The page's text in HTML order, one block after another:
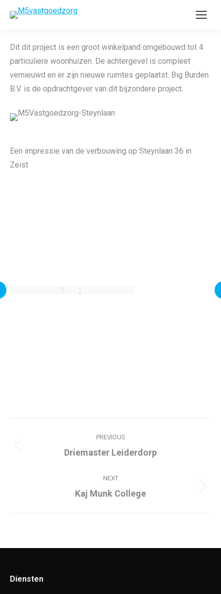
Dit dit project is een groot winkelpand omgebouwd tot 4
particuliere woonhuizen. De achtergevel is compleet
vernieuwd en er zijn nieuwe ruimtes geplaatst. Big Burden
B.V. is de opdrachtgever van dit bijzondere project.
Een impressie van de verbouwing op Steynlaan 36 in
Zeist
PREVIOUS
Previous
Driemaster Leiderdorp
NEXT
Next
Kaj Munk College
Diensten